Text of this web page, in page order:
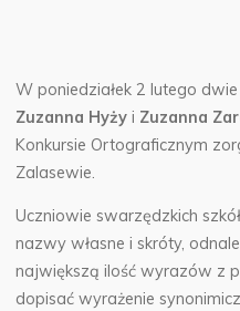
W poniedziałek 2 lutego dwie
Zuzanna Hyży i Zuzanna
Konkursie Ortograficznym
Zalasewie.
Uczniowie swarzędzkich
nazwy własne i skróty,
największą ilość wyrazów z
dopisać wyrażenie